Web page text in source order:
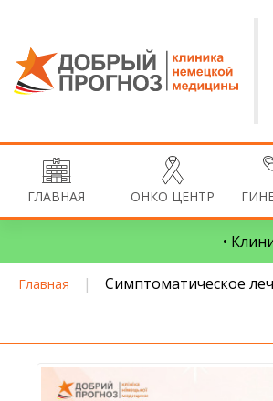
ГЛАВНАЯ ОНКО ЦЕНТР
•
Главная | Симптоматическое